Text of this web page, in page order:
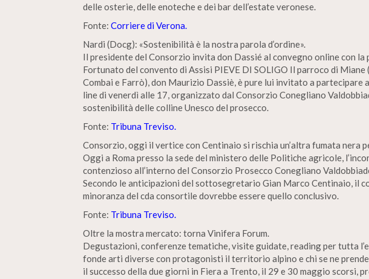
delle osterie, delle enoteche e dei bar dell’estate veronese.
Fonte: Corriere di Verona.
Nardi (Docg): «Sostenibilità è la nostra parola d’ordine».
Il presidente del Consorzio invita don Dassié al convegno online con la
Fortunato del convento di Assisi PIEVE DI SOLIGO Il parroco di Miane
Combai e Farrò), don Maurizio Dassiè, è pure lui invitato a partecipare
line di venerdì alle 17, organizzato dal Consorzio Conegliano
sostenibilità delle colline Unesco del prosecco.
Fonte: Tribuna Treviso.
Consorzio, oggi il vertice con Centinaio si rischia un’altra fumata nera
Oggi a Roma presso la sede del ministero delle Politiche agricole,
contenzioso all’interno del Consorzio Prosecco Conegliano
Secondo le anticipazioni del sottosegretario Gian Marco Centinaio, il
minoranza del cda consortile dovrebbe essere quello conclusivo.
Fonte: Tribuna Treviso.
Oltre la mostra mercato: torna Vinifera Forum.
Degustazioni, conferenze tematiche, visite guidate, reading per tutta
fonde arti diverse con protagonisti il territorio alpino e chi se ne
il successo della due giorni in Fiera a Trento, il 29 e 30 maggio scorsi,